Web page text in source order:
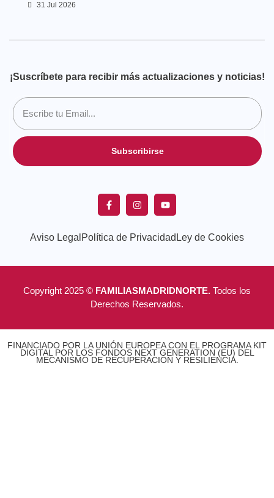
31 Jul 2026
¡Suscríbete para recibir más actualizaciones y noticias!
Subscribirse
Aviso Legal Política de Privacidad Ley de Cookies
Copyright 2025 © FAMILIASMADRIDNORTE. Todos los
Derechos Reservados.
FINANCIADO POR LA UNIÓN EUROPEA CON EL PROGRAMA KIT
DIGITAL POR LOS FONDOS NEXT GENERATION (EU) DEL
MECANISMO DE RECUPERACIÓN Y RESILIENCIA.